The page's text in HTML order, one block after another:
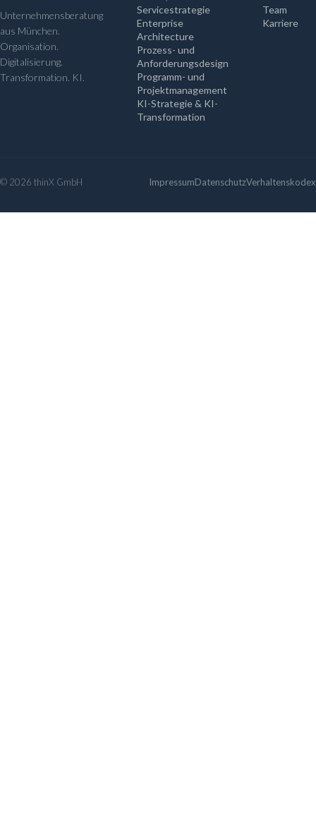
Unternehmensberatung
aus München.
Organisation.
Digitalisierung.
Transformation. KI.
Servicestrategie
Enterprise
Architecture
Prozess- und
Anforderungsdesign
Programm- und
Projektmanagement
KI-Strategie & KI-
Transformation
Team
Karriere
© 2026 thinX GmbH ImpressumDatenschutzVerhaltenskodex